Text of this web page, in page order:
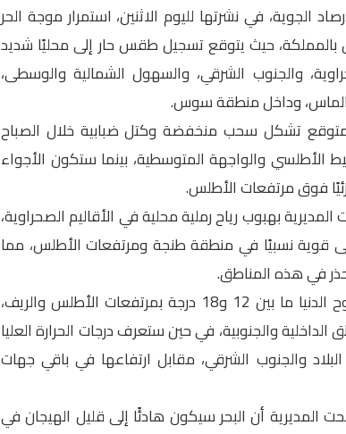
الجوية، في نشرتها لليوم الاثنين، استمرار موجة الحر
حيث يتوقع تسجيل طقس حار إلى محليًا شديد
والجنوب الشرقي، والسهول الشمالية والوسطى،
وداخل منطقة سوس.
تشكل سحب منخفضة وكتل ضبابية خلال الصباح
الأطلسي والواجهة المتوسطية، بينما ستكون الأجواء
فوق مرتفعات الأطلس.
المديرية بهبوب رياح رملية محلية في الأقاليم الصحراوية،
قوية نسبيًا في منطقة طنجة ومرتفعات الأطلس، مما
في هذه المناطق.
أما درجات الحرارة، فستتراوح الدنيا ما بين 12 و18 درجة بمرتفعات الأطلس والريف،
بالمناطق الداخلية والجنوبية، في حين ستعرف درجات الحرارة العليا
والجنوب الشرقي، مقابل ارتفاعها في باقي جهات
المديرية أن البحر سيكون هادئًا إلى قليل الهيجان في